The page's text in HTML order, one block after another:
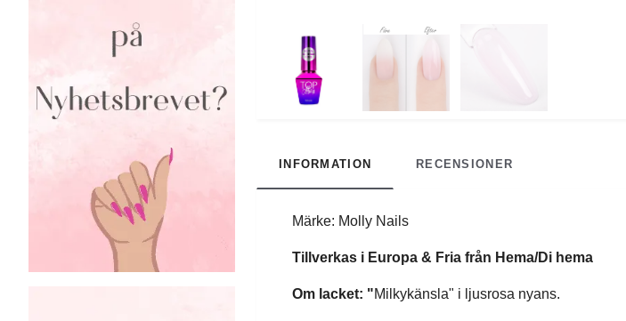
INFORMATION RECENSIONER
Märke: Molly Nails
Tillverkas i Europa & Fria från Hema/Di hema
Om lacket: "Milkykänsla" i ljusrosa nyans.